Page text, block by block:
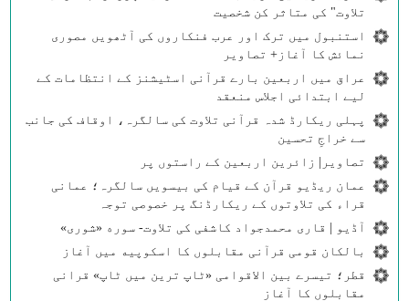
تلاوت" کی متاثر کن شخصیت
استنبول میں ترک اور عرب فنکاروں کی آٹھویں مصوری
نمائش کا آغاز+ تصاویر
عراق میں اربعین بارے قرآنی اسٹیشنز کے انتظامات کے
لیے ابتدائی اجلاس منعقد
پہلی ریکارڈ شدہ قرآنی تلاوت کی سالگرہ، اوقاف کی جانب
سے خراجِ تحسین
تصاویر| زائرین اربعین کے راستوں پر
عمان ریڈیو قرآن کے قیام کی بیسویں سالگرہ؛ عمانی
قراء کی تلاوتوں کے ریکارڈنگ پر خصوصی توجہ
آڈیو | قاری محمدجواد کاشفی کی تلاوت- سوره‌‌ «شوری»
بالکان قومی قرآنی مقابلوں کا اسکوپیه میں آغاز
قطر؛ تیسرے بین الاقوامی «ٹاپ ترین میں ٹاپ» قرانی
مقابلوں کا آغاز